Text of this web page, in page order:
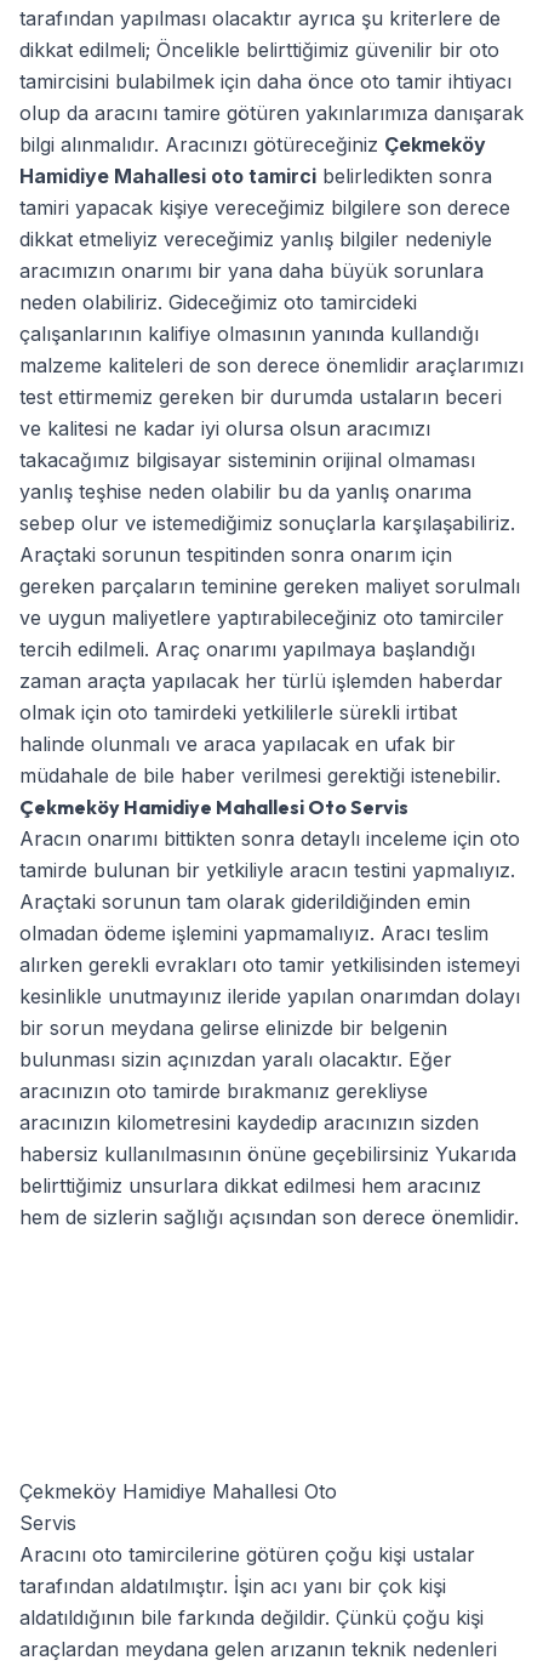
tarafından yapılması olacaktır ayrıca şu kriterlere de
dikkat edilmeli; Öncelikle belirttiğimiz güvenilir bir oto
tamircisini bulabilmek için daha önce oto tamir ihtiyacı
olup da aracını tamire götüren yakınlarımıza danışarak
bilgi alınmalıdır. Aracınızı götüreceğiniz Çekmeköy
Hamidiye Mahallesi oto tamirci belirledikten sonra
tamiri yapacak kişiye vereceğimiz bilgilere son derece
dikkat etmeliyiz vereceğimiz yanlış bilgiler nedeniyle
aracımızın onarımı bir yana daha büyük sorunlara
neden olabiliriz. Gideceğimiz oto tamircideki
çalışanlarının kalifiye olmasının yanında kullandığı
malzeme kaliteleri de son derece önemlidir araçlarımızı
test ettirmemiz gereken bir durumda ustaların beceri
ve kalitesi ne kadar iyi olursa olsun aracımızı
takacağımız bilgisayar sisteminin orijinal olmaması
yanlış teşhise neden olabilir bu da yanlış onarıma
sebep olur ve istemediğimiz sonuçlarla karşılaşabiliriz.
Araçtaki sorunun tespitinden sonra onarım için
gereken parçaların teminine gereken maliyet sorulmalı
ve uygun maliyetlere yaptırabileceğiniz oto tamirciler
tercih edilmeli. Araç onarımı yapılmaya başlandığı
zaman araçta yapılacak her türlü işlemden haberdar
olmak için oto tamirdeki yetkililerle sürekli irtibat
halinde olunmalı ve araca yapılacak en ufak bir
müdahale de bile haber verilmesi gerektiği istenebilir.
Çekmeköy Hamidiye Mahallesi Oto Servis
Aracın onarımı bittikten sonra detaylı inceleme için oto
tamirde bulunan bir yetkiliyle aracın testini yapmalıyız.
Araçtaki sorunun tam olarak giderildiğinden emin
olmadan ödeme işlemini yapmamalıyız. Aracı teslim
alırken gerekli evrakları oto tamir yetkilisinden istemeyi
kesinlikle unutmayınız ileride yapılan onarımdan dolayı
bir sorun meydana gelirse elinizde bir belgenin
bulunması sizin açınızdan yaralı olacaktır. Eğer
aracınızın oto tamirde bırakmanız gerekliyse
aracınızın kilometresini kaydedip aracınızın sizden
habersiz kullanılmasının önüne geçebilirsiniz Yukarıda
belirttiğimiz unsurlara dikkat edilmesi hem aracınız
hem de sizlerin sağlığı açısından son derece önemlidir.
Çekmeköy Hamidiye Mahallesi Oto
Servis
Aracını oto tamircilerine götüren çoğu kişi ustalar
tarafından aldatılmıştır. İşin acı yanı bir çok kişi
aldatıldığının bile farkında değildir. Çünkü çoğu kişi
araçlardan meydana gelen arızanın teknik nedenleri